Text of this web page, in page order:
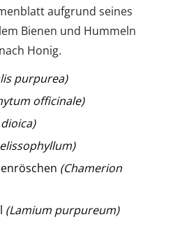
aufgrund seines
Bienen und Hummeln
Honig.
purpurea)
officinale)
(Chamerion
(Lamium purpureum)